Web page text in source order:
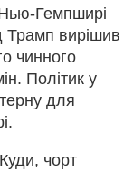
Гемпширі
вирішив
чинного
Політик у
для
чорт